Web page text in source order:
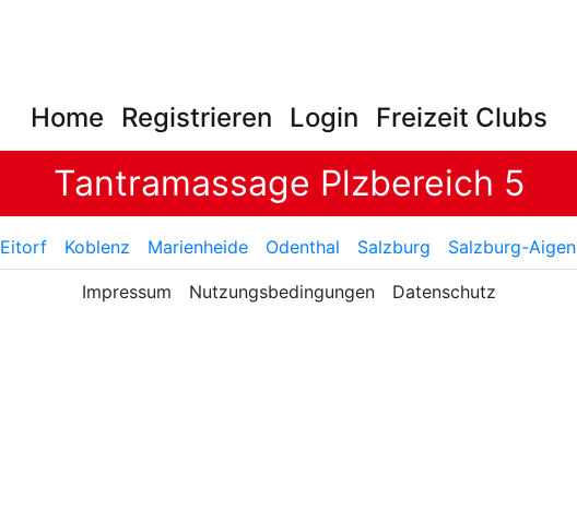
Home Registrieren Login Freizeit Clubs
Tantramassage Plzbereich 5
Eitorf Koblenz Marienheide Odenthal Salzburg Salzburg-Aigen
Impressum Nutzungsbedingungen Datenschutz